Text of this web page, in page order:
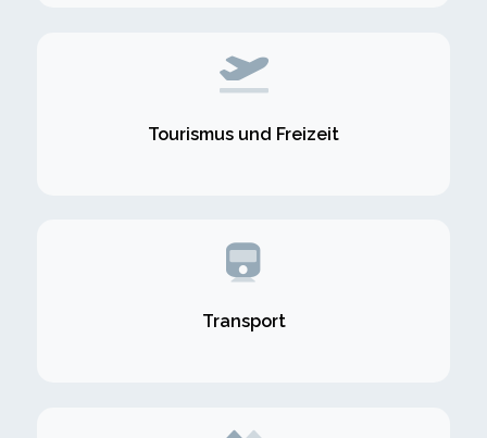
Tourismus und Freizeit
Transport